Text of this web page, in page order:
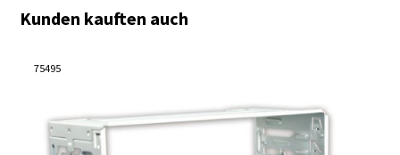
Kunden kauften auch
75495